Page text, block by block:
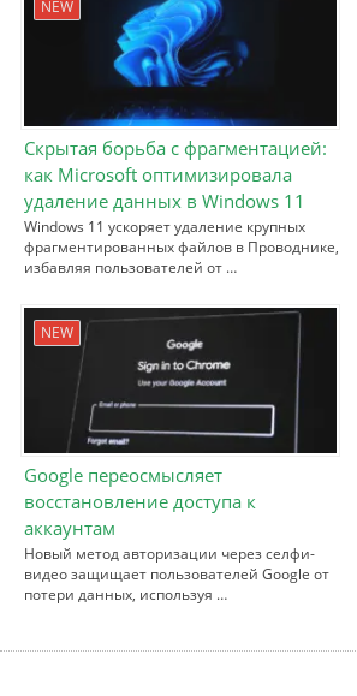
NEW
Скрытая борьба с фрагментацией:
как Microsoft оптимизировала
удаление данных в Windows 11
Windows 11 ускоряет удаление крупных
фрагментированных файлов в Проводнике,
избавляя пользователей от …
NEW
Google переосмысляет
восстановление доступа к
аккаунтам
Новый метод авторизации через селфи-
видео защищает пользователей Google от
потери данных, используя …